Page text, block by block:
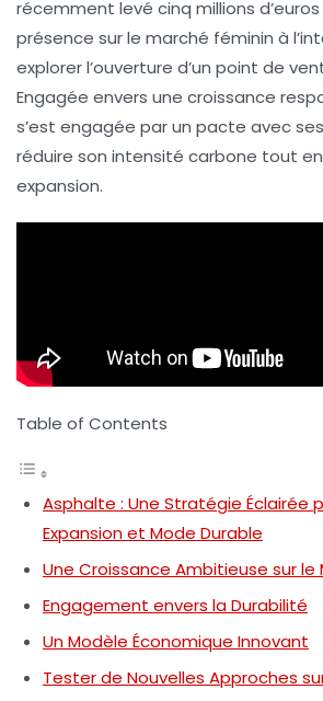
récemment levé cinq millions d’euros
présence sur le marché féminin à
explorer l’ouverture d’un point de
Engagée envers une croissance
s’est engagée par un pacte avec
réduire son intensité carbone tout
expansion.
Table of Contents
Asphalte : Une Stratégie Éclairée
Expansion et Mode Durable
Une Croissance Ambitieuse sur le
Engagement envers la Durabilité
Un Modèle Économique Innovant
Tester de Nouvelles Approches